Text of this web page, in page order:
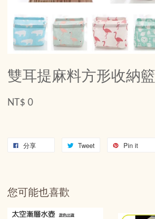
雙耳提麻料方形收納籃
NT$ 0
分享 Tweet Pin it
您可能也喜歡